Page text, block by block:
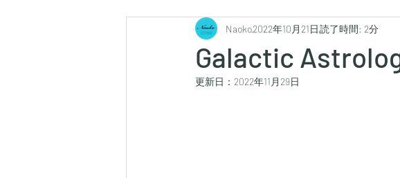
QHHTグループセッション サブコンシャ
アスクレピオス夢の神殿学校講座
Galactic
Naoko2022年10月21日読了時間: 2分
更新日： 2022年11月29日